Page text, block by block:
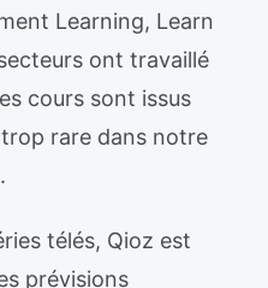
Learning, Learn
ont travaillé
cours sont issus
rare dans notre
télés, Qioz est
prévisions